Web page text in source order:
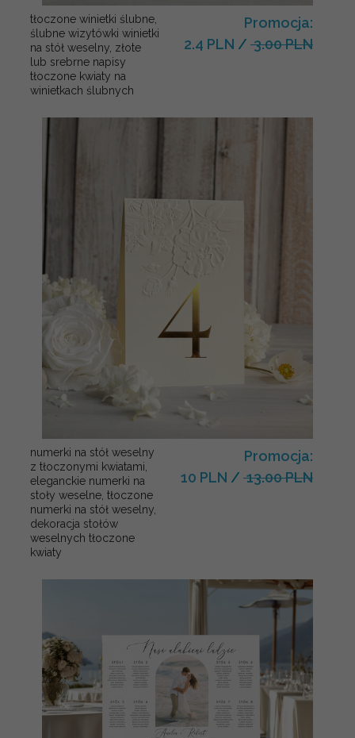
tłoczone winietki ślubne,
ślubne wizytówki winietki
na stół weselny, złote
lub srebrne napisy
tłoczone kwiaty na
winietkach ślubnych
Promocja:
2.4 PLN / 3.00 PLN
numerki na stół weselny
z tłoczonymi kwiatami,
eleganckie numerki na
stoły weselne, tłoczone
numerki na stół weselny,
dekoracja stołów
weselnych tłoczone
kwiaty
Promocja:
10 PLN / 13.00 PLN